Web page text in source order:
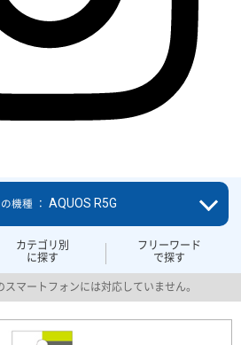
カテゴリ別
に探す
フリーワード
で探す
機種 ： AQUOS R5G
マートフォンには対応していません。